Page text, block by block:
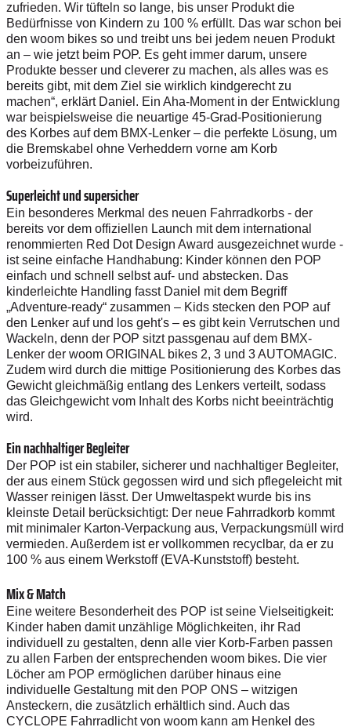
zufrieden. Wir tüfteln so lange, bis unser Produkt die
Bedürfnisse von Kindern zu 100 % erfüllt. Das war schon bei
den woom bikes so und treibt uns bei jedem neuen Produkt
an – wie jetzt beim POP. Es geht immer darum, unsere
Produkte besser und cleverer zu machen, als alles was es
bereits gibt, mit dem Ziel sie wirklich kindgerecht zu
machen“, erklärt Daniel. Ein Aha-Moment in der Entwicklung
war beispielsweise die neuartige 45-Grad-Positionierung
des Korbes auf dem BMX-Lenker – die perfekte Lösung, um
die Bremskabel ohne Verheddern vorne am Korb
vorbeizuführen.
Superleicht und supersicher
Ein besonderes Merkmal des neuen Fahrradkorbs - der
bereits vor dem offiziellen Launch mit dem international
renommierten Red Dot Design Award ausgezeichnet wurde -
ist seine einfache Handhabung: Kinder können den POP
einfach und schnell selbst auf- und abstecken. Das
kinderleichte Handling fasst Daniel mit dem Begriff
„Adventure-ready“ zusammen – Kids stecken den POP auf
den Lenker auf und los geht's – es gibt kein Verrutschen und
Wackeln, denn der POP sitzt passgenau auf dem BMX-
Lenker der woom ORIGINAL bikes 2, 3 und 3 AUTOMAGIC.
Zudem wird durch die mittige Positionierung des Korbes das
Gewicht gleichmäßig entlang des Lenkers verteilt, sodass
das Gleichgewicht vom Inhalt des Korbs nicht beeinträchtig
wird.
Ein nachhaltiger Begleiter
Der POP ist ein stabiler, sicherer und nachhaltiger Begleiter,
der aus einem Stück gegossen wird und sich pflegeleicht mit
Wasser reinigen lässt. Der Umweltaspekt wurde bis ins
kleinste Detail berücksichtigt: Der neue Fahrradkorb kommt
mit minimaler Karton-Verpackung aus, Verpackungsmüll wird
vermieden. Außerdem ist er vollkommen recyclbar, da er zu
100 % aus einem Werkstoff (EVA-Kunststoff) besteht.
Mix & Match
Eine weitere Besonderheit des POP ist seine Vielseitigkeit:
Kinder haben damit unzählige Möglichkeiten, ihr Rad
individuell zu gestalten, denn alle vier Korb-Farben passen
zu allen Farben der entsprechenden woom bikes. Die vier
Löcher am POP ermöglichen darüber hinaus eine
individuelle Gestaltung mit den POP ONS – witzigen
Ansteckern, die zusätzlich erhältlich sind. Auch das
CYCLOPE Fahrradlicht von woom kann am Henkel des